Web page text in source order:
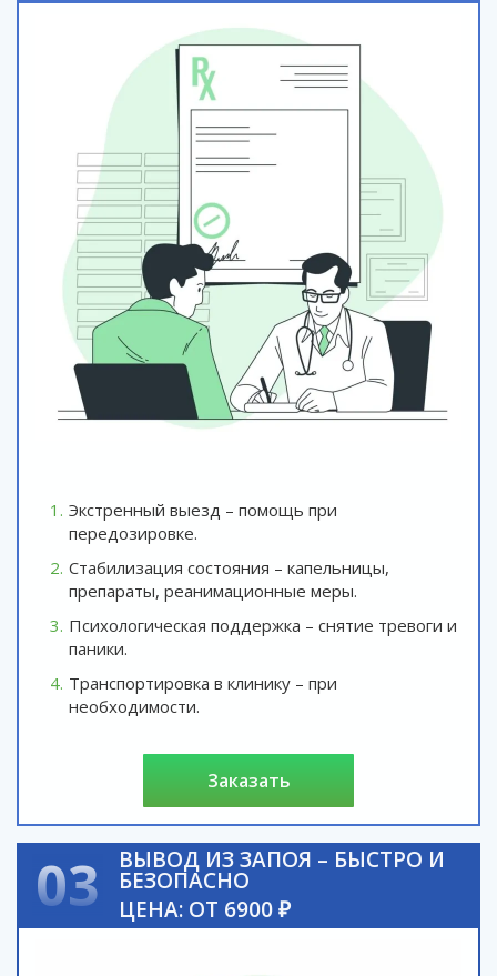
Экстренный выезд – помощь при
передозировке.
Стабилизация состояния – капельницы,
препараты, реанимационные меры.
Психологическая поддержка – снятие тревоги и
паники.
Транспортировка в клинику – при
необходимости.
заказать
03 ВЫВОД ИЗ ЗАПОЯ – БЫСТРО И
БЕЗОПАСНО
ЦЕНА: ОТ 6900 ₽